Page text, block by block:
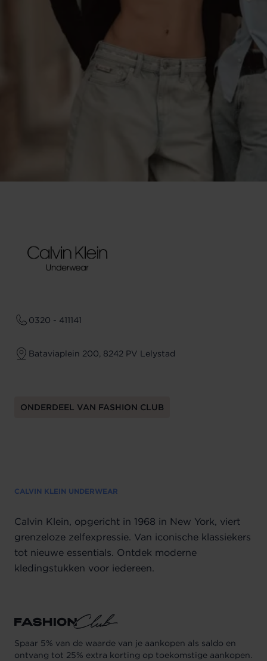
0320 - 411141
Bataviaplein 200, 8242 PV Lelystad
ONDERDEEL VAN FASHION CLUB
CALVIN KLEIN UNDERWEAR
Calvin Klein, opgericht in 1968 in New York, viert
grenzeloze zelfexpressie. Van iconische klassiekers
tot nieuwe essentials. Ontdek moderne
kledingstukken voor iedereen.
Spaar 5% van de waarde van je aankopen als saldo en
ontvang tot 25% extra korting op toekomstige aankopen.